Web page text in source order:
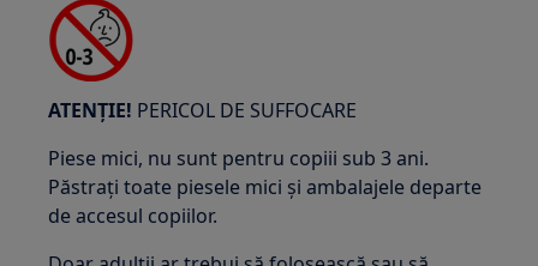
ATENȚIE! PERICOL DE SUFFOCARE
Piese mici, nu sunt pentru copiii sub 3 ani.
Păstrați toate piesele mici și ambalajele departe
de accesul copiilor.